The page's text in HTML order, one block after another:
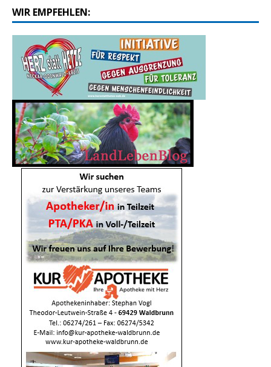
WIR EMPFEHLEN: